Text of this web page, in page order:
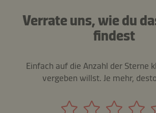
Verrate uns, wie du
findest
Einfach auf die Anzahl der Sterne
vergeben willst. Je mehr,